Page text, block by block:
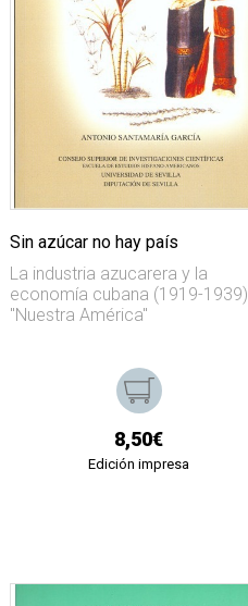
Sin azúcar no hay país
La industria azucarera y la
economía cubana (1919-1939)
"Nuestra América"
8,50€
Edición impresa